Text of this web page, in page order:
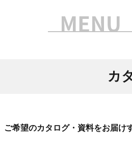
カ
希望のカタログ・資料をお届